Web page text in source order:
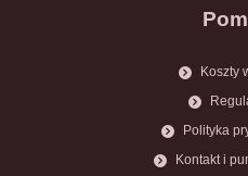
Koszty
Polityka
Kontakt i